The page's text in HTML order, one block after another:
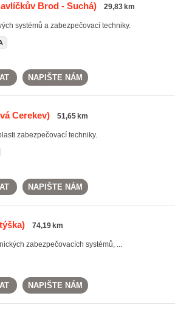
Brod - Suchá) 29,83 km
systémů a zabezpečovací techniky.
NAPIŠTE NÁM
Cerekev) 51,65 km
zabezpečovací techniky.
NAPIŠTE NÁM
74,19 km
zabezpečovacích systémů, ...
NAPIŠTE NÁM